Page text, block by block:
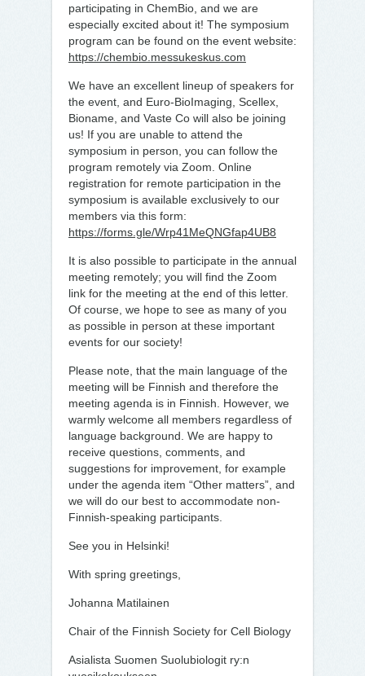
participating in ChemBio, and we are
especially excited about it! The symposium
program can be found on the event website:
https://chembio.messukeskus.com
We have an excellent lineup of speakers for
the event, and Euro-BioImaging, Scellex,
Bioname, and Vaste Co will also be joining
us! If you are unable to attend the
symposium in person, you can follow the
program remotely via Zoom. Online
registration for remote participation in the
symposium is available exclusively to our
members via this form:
https://forms.gle/Wrp41MeQNGfap4UB8
It is also possible to participate in the annual
meeting remotely; you will find the Zoom
link for the meeting at the end of this letter.
Of course, we hope to see as many of you
as possible in person at these important
events for our society!
Please note, that the main language of the
meeting will be Finnish and therefore the
meeting agenda is in Finnish. However, we
warmly welcome all members regardless of
language background. We are happy to
receive questions, comments, and
suggestions for improvement, for example
under the agenda item “Other matters”, and
we will do our best to accommodate non-
Finnish-speaking participants.
See you in Helsinki!
With spring greetings,
Johanna Matilainen
Chair of the Finnish Society for Cell Biology
Asialista Suomen Suolubiologit ry:n